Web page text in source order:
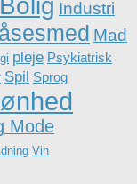
Industri
Mad
pleje Psykiatrisk
Spil Sprog
Mode
Vin